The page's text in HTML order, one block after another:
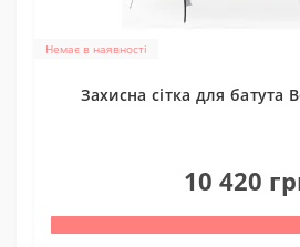
Немає в наявності
Захисна сітка для батута
10 420